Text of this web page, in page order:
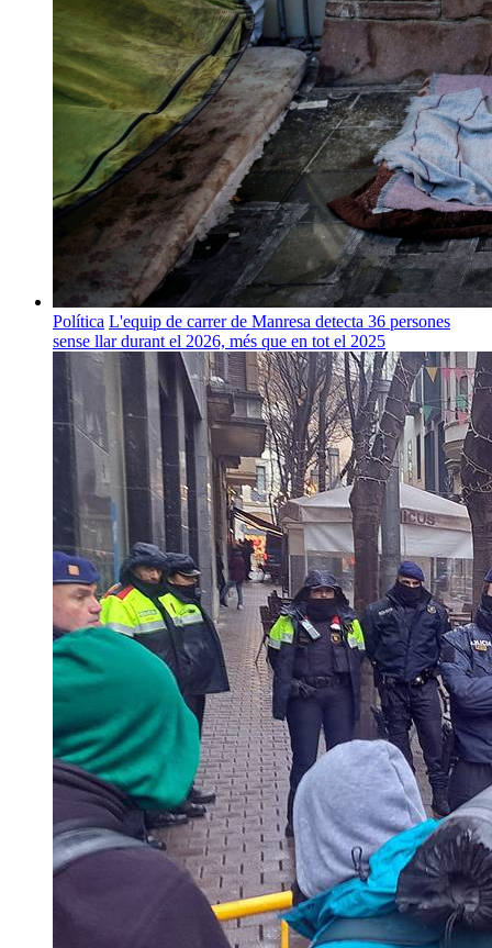
Política L'equip de carrer de Manresa detecta 36 persones
sense llar durant el 2026, més que en tot el 2025